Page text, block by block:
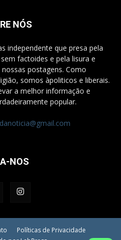
NÓS
independente que presa pela
factoides e pela lisura e
postagens. Como
somos àpoliticos e liberais.
a melhor informação e
popular.
NOS
Políticas de Privacidade